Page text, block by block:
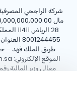
شركة الراجحي
مال 60,000,000,000.00
28 الرياض 11411 المملكة العربية السعودية، هاتف: